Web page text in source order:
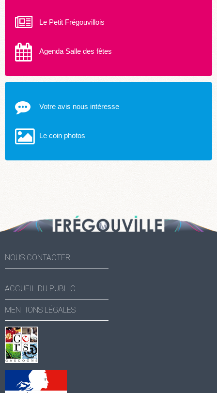
Le Petit Frégouvillois
Agenda Salle des fêtes
Votre avis nous intéresse
Le coin photos
NOUS CONTACTER
ACCUEIL DU PUBLIC
MENTIONS LÉGALES